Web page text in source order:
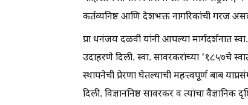
कर्तव्यनिष्ठ आणि देशभक्त नागरिकांची गरज
प्रा धनंजय दळवी यांनी आपल्या मार्गदर्शनात
उदाहरणे दिली. स्वा. सावरकरांच्या '१८५७चे
स्थापनेची प्रेरणा घेतल्याची महत्त्वपूर्ण बाब
दिली. विज्ञाननिष्ठ सावरकर व त्यांचा वैज्ञानिक